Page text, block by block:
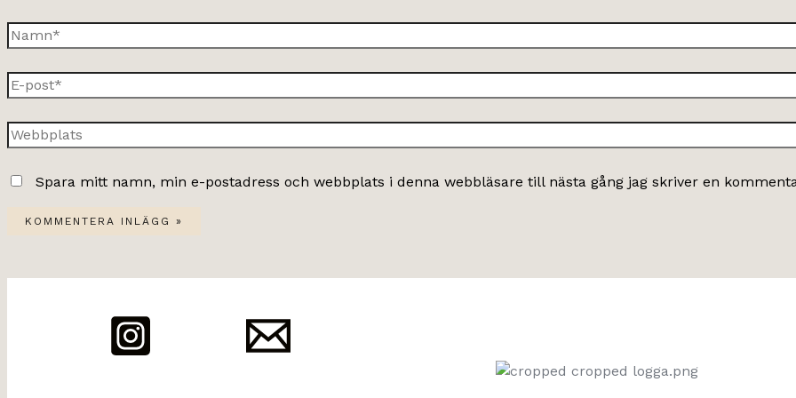
Namn*
E-
post*
Webbplats
Spara mitt namn, min e-postadress och webbplats i denna webbläsare till nästa gång jag skriver en